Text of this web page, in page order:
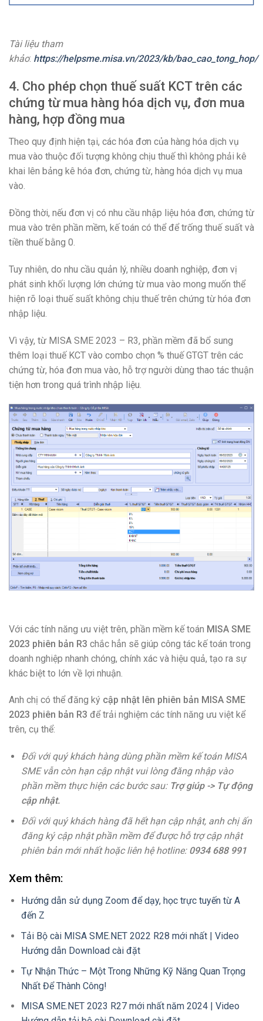
Tài liệu tham
khảo: https://helpsme.misa.vn/2023/kb/bao_cao_tong_hop/
4. Cho phép chọn thuế suất KCT trên các
chứng từ mua hàng hóa dịch vụ, đơn mua
hàng, hợp đồng mua
Theo quy định hiện tại, các hóa đơn của hàng hóa dịch vụ
mua vào thuộc đối tượng không chịu thuế thì không phải kê
khai lên bảng kê hóa đơn, chứng từ, hàng hóa dịch vụ mua
vào.
Đồng thời, nếu đơn vị có nhu cầu nhập liệu hóa đơn, chứng từ
mua vào trên phần mềm, kế toán có thể để trống thuế suất và
tiền thuế bằng 0.
Tuy nhiên, do nhu cầu quản lý, nhiều doanh nghiệp, đơn vị
phát sinh khối lượng lớn chứng từ mua vào mong muốn thể
hiện rõ loại thuế suất không chịu thuế trên chứng từ hóa đơn
nhập liệu.
Vì vậy, từ MISA SME 2023 – R3, phần mềm đã bổ sung
thêm loại thuế KCT vào combo chọn % thuế GTGT trên các
chứng từ, hóa đơn mua vào, hỗ trợ người dùng thao tác thuận
tiện hơn trong quá trình nhập liệu.
Với các tính năng ưu việt trên, phần mềm kế toán MISA SME
2023 phiên bản R3 chắc hẳn sẽ giúp công tác kế toán trong
doanh nghiệp nhanh chóng, chính xác và hiệu quả, tạo ra sự
khác biệt to lớn về lợi nhuận.
Anh chị có thể đăng ký cập nhật lên phiên bản MISA SME
2023 phiên bản R3 để trải nghiệm các tính năng ưu việt kể
trên, cụ thể:
Đối với quý khách hàng dùng phần mềm kế toán MISA
SME vẫn còn hạn cập nhật vui lòng đăng nhập vào
phần mềm thực hiện các bước sau: Trợ giúp -> Tự động
cập nhật.
Đối với quý khách hàng đã hết hạn cập nhật, anh chị ấn
đăng ký cập nhật phần mềm để được hỗ trợ cập nhật
phiên bản mới nhất hoặc liên hệ hotline: 0934 688 991
Xem thêm:
Hướng dẫn sử dụng Zoom để dạy, học trực tuyến từ A
đến Z
Tải Bộ cài MISA SME.NET 2022 R28 mới nhất | Video
Hướng dẫn Download cài đặt
Tự Nhận Thức – Một Trong Những Kỹ Năng Quan Trọng
Nhất Để Thành Công!
MISA SME.NET 2023 R27 mới nhất năm 2024 | Video